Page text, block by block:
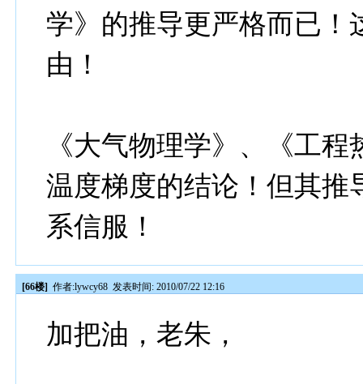
学》的推导更严格而已！
由！
《大气物理学》、《工
温度梯度的结论！但其推
系信服！
[66楼] 作者:lywcy68 发表时间: 2010/07/22 12:16
加把油，老朱，